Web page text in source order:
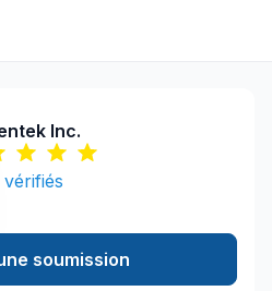
Inc.
vérifiés
soumission